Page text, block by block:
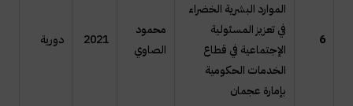
6
الموارد البشرية الخضراء
في تعزيز المسئولية
الإجتماعية في قطاع
الخدمات الحكومية
بإمارة عجمان
محمود
الصاوي
2021 دورية